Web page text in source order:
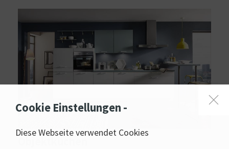
Cookie Einstellungen -
Diese Webseite verwendet Cookies